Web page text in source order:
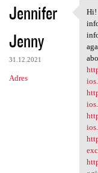
Jennifer
Jenny
31.12.2021
Adres
Hi!
Hi!